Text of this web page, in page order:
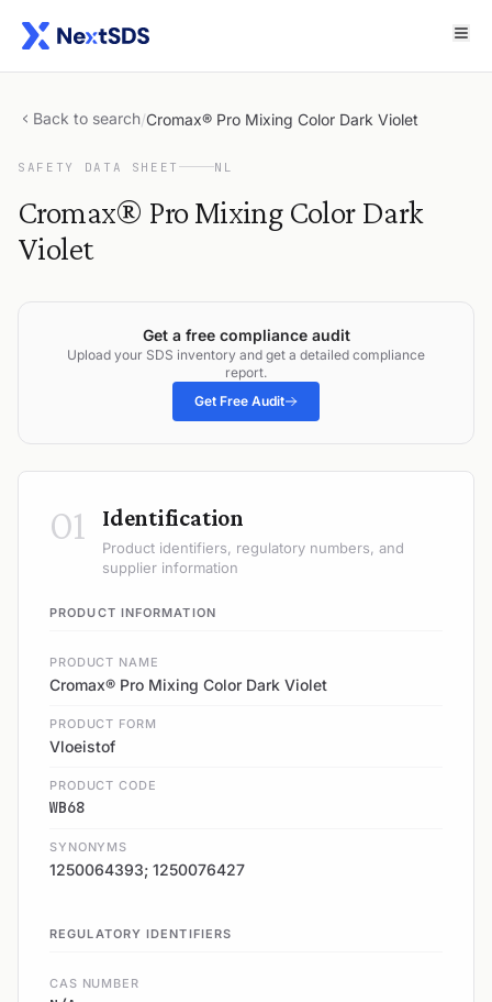
Back to search/Cromax® Pro Mixing Color Dark Violet
SAFETY DATA SHEET NL
Cromax® Pro Mixing Color Dark
Violet
Get a free compliance audit
Upload your SDS inventory and get a detailed compliance
report.
Get Free Audit
01 Identification
Product identifiers, regulatory numbers, and
supplier information
PRODUCT INFORMATION
PRODUCT NAME
Cromax® Pro Mixing Color Dark Violet
PRODUCT FORM
Vloeistof
PRODUCT CODE
WB68
SYNONYMS
1250064393; 1250076427
REGULATORY IDENTIFIERS
CAS NUMBER